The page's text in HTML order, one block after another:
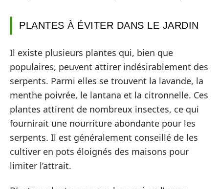
PLANTES À ÉVITER DANS LE JARDIN
Il existe plusieurs plantes qui, bien que
populaires, peuvent attirer indésirablement des
serpents. Parmi elles se trouvent la lavande, la
menthe poivrée, le lantana et la citronnelle. Ces
plantes attirent de nombreux insectes, ce qui
fournirait une nourriture abondante pour les
serpents. Il est généralement conseillé de les
cultiver en pots éloignés des maisons pour
limiter l’attrait.